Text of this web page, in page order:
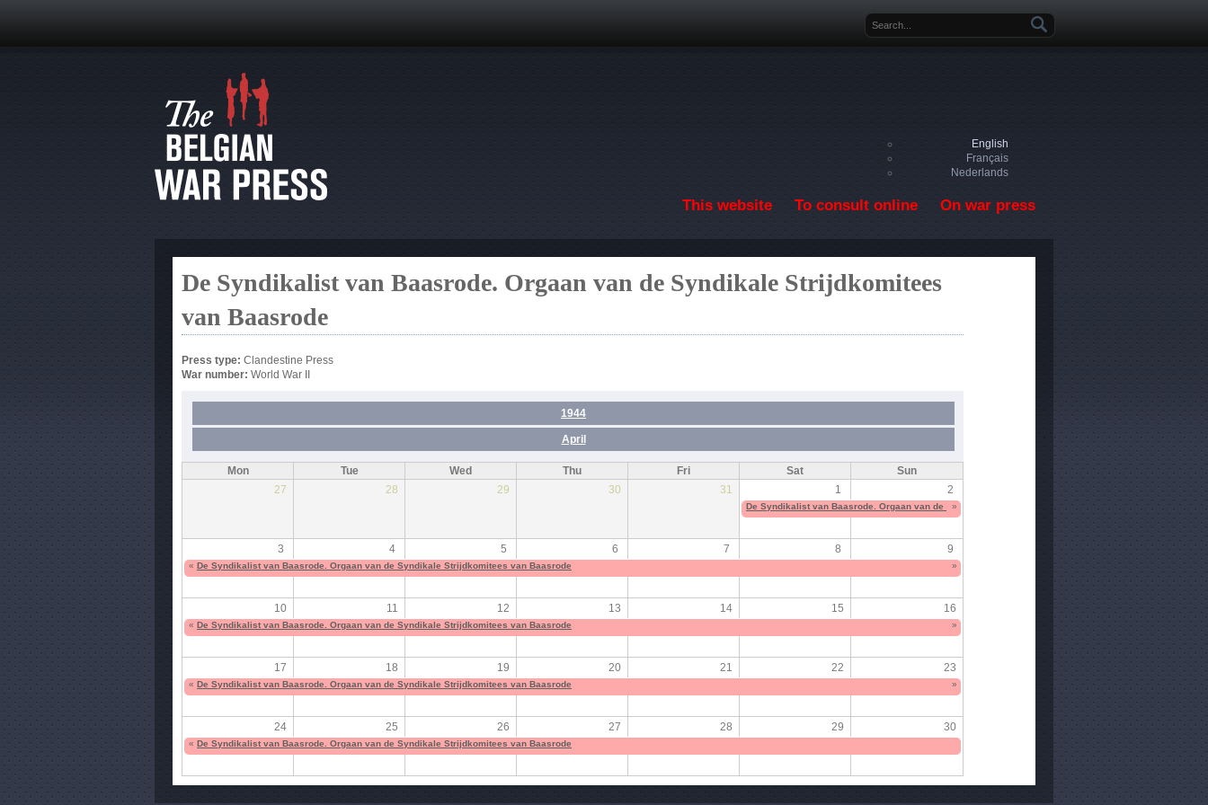
Search form
English
Français
Nederlands
This website To consult online On war press
De Syndikalist van Baasrode. Orgaan van de Syndikale Strijdkomitees
van Baasrode
Press type: Clandestine Press
War number: World War II
1944
April
Mon Tue Wed Thu Fri Sat
Sun
27
28 29 30 31 1 2
De Syndikalist van Baasrode. Orgaan van de Syndikale Strijdkomitees van Baasrode
»
3 4 5 6 7 8 9
« De Syndikalist van Baasrode. Orgaan van de Syndikale Strijdkomitees van Baasrode »
10 11 12 13 14 15 16
« De Syndikalist van Baasrode. Orgaan van de Syndikale Strijdkomitees van Baasrode »
17 18 19 20 21 22 23
« De Syndikalist van Baasrode. Orgaan van de Syndikale Strijdkomitees van Baasrode »
24 25 26 27 28 29 30
« De Syndikalist van Baasrode. Orgaan van de Syndikale Strijdkomitees van Baasrode